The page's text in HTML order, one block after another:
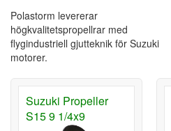
Polastorm levererar
högkvalitetspropellrar med
flygindustriell gjutteknik för Suzuki
motorer.
Suzuki Propeller
S15 9 1/4x9